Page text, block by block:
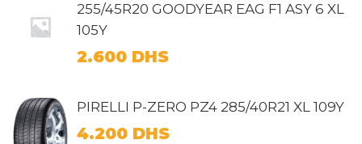
255/45R20 GOODYEAR EAG F1 ASY 6 XL
105Y
2.600 DHS
PIRELLI P-ZERO PZ4 285/40R21 XL 109Y
4.200 DHS